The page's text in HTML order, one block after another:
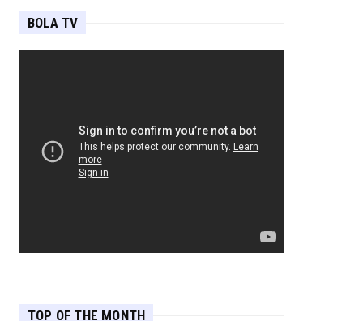
BOLA TV
TOP OF THE MONTH